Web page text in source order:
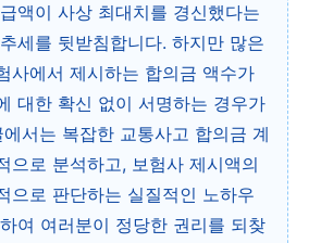
액이 사상 최대치를 경신했다는
세를 뒷받침합니다. 하지만 많은
사에서 제시하는 합의금 액수가
대한 확신 없이 서명하는 경우가
서는 복잡한 교통사고 합의금 계
으로 분석하고, 보험사 제시액의
으로 판단하는 실질적인 노하우
여 여러분이 정당한 권리를 되찾